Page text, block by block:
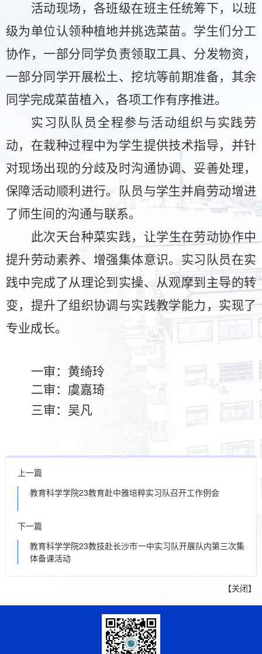
活动现场，各班级在班主任统筹下，以班
级为单位认领种植地并挑选菜苗。学生们分工
协作，一部分同学负责领取工具、分发物资，
一部分同学开展松土、挖坑等前期准备， 其余
同学完成菜苗植入，各项工作有序推进。
实习队队员全程参与活动组织与实践劳
动，在栽种过程中为学生提供技术指导， 并针
对现场出现的分歧及时沟通协调、妥善处理，
保障活动顺利 进行。 队员与学生并肩劳动增进
了师生间的沟通与联系。
此次天台种菜实践，让学生在劳动协作中
提升劳动素养、增强集体意识。实习队员在实
践中完成了从理论到实操、从观摩到主导的转
变，提升了组织协调与实践教学能力，实现了
专业成长。
一审：黄绮玲
二审：虞嘉琦
三审：吴凡
上一篇
教育科学学院23教育赴中雅培粹实习队召开工作例会
下一篇
教育科学学院23教技赴长沙市一中实习队开展队内第三次集
体备课活动
【关闭】